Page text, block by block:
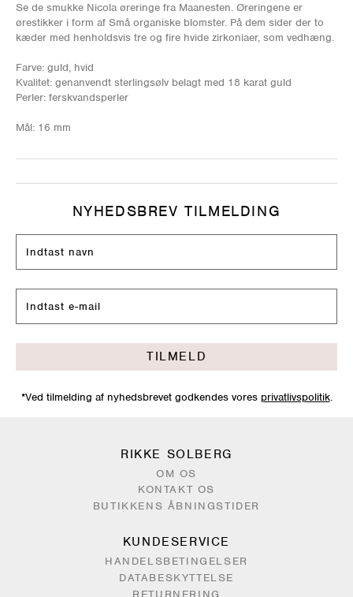
Se de smukke Nicola øreringe fra Maanesten. Øreringene er
ørestikker i form af Små organiske blomster. På dem sider der to
kæder med henholdsvis tre og fire hvide zirkoniaer, som vedhæng.
Farve: guld, hvid
Kvalitet: genanvendt sterlingsølv belagt med 18 karat guld
Perler: ferskvandsperler
Mål: 16 mm
NYHEDSBREV TILMELDING
TILMELD
*Ved tilmelding af nyhedsbrevet godkendes vores privatlivspolitik.
RIKKE SOLBERG
OM OS
KONTAKT OS
BUTIKKENS ÅBNINGSTIDER
KUNDESERVICE
HANDELSBETINGELSER
DATABESKYTTELSE
RETURNERING